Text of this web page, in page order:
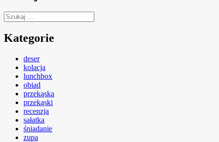
Szukaj:
Kategorie
deser
kolacja
lunchbox
obiad
przekąska
przekąski
recenzja
sałatka
śniadanie
zupa